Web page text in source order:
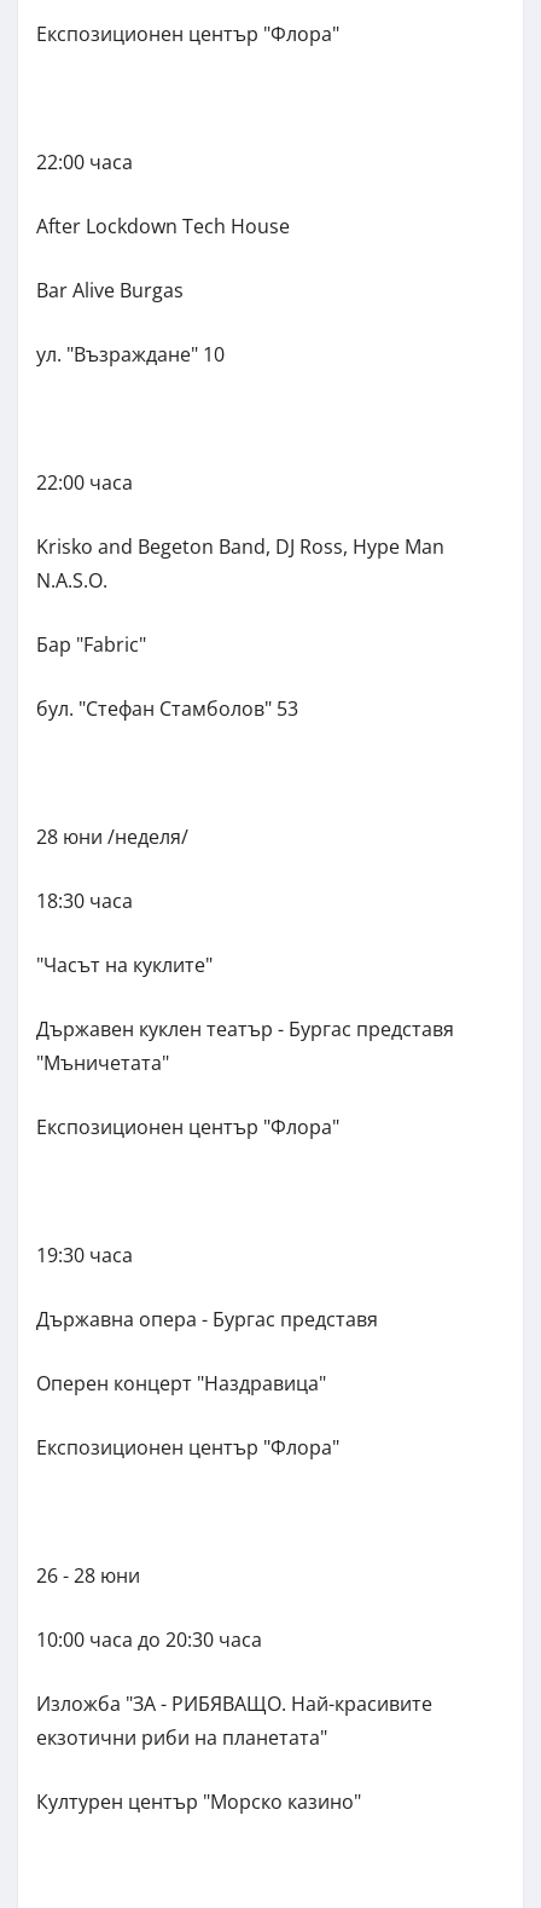
Експозиционен център "Флора"
22:00 часа
After Lockdown Tech House
Bar Alive Burgas
ул. "Възраждане" 10
22:00 часа
Krisko and Begeton Band, DJ Ross, Hype Man
N.A.S.O.
Бар "Fabric"
бул. "Стефан Стамболов" 53
28 юни /неделя/
18:30 часа
"Часът на куклите"
Държавен куклен театър - Бургас представя
"Мъничетата"
Експозиционен център "Флора"
19:30 часа
Държавна опера - Бургас представя
Оперен концерт "Наздравица"
Експозиционен център "Флора"
26 - 28 юни
10:00 часа до 20:30 часа
Изложба "ЗА - РИБЯВАЩО. Най-красивите
екзотични риби на планетата"
Културен център "Морско казино"